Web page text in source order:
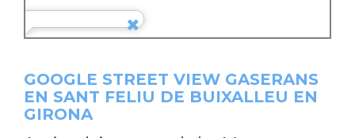
GOOGLE STREET VIEW GASERANS
EN SANT FELIU DE BUIXALLEU EN
GIRONA